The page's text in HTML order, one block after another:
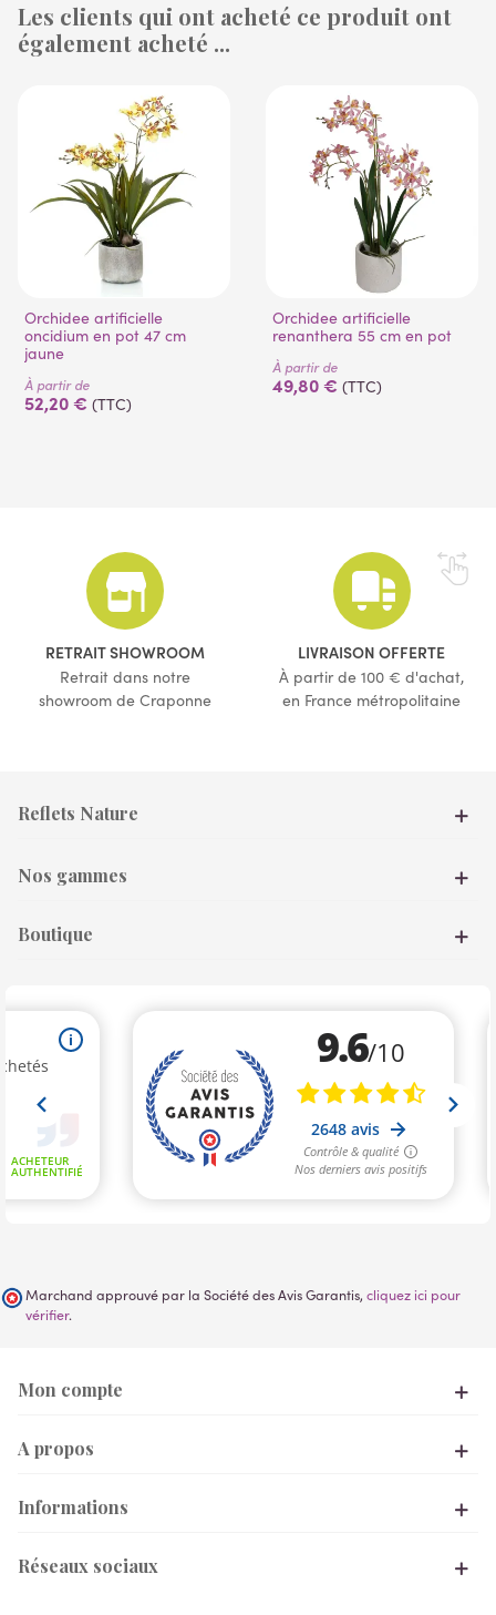
Les clients qui ont acheté ce produit ont
également acheté ...
Orchidee artificielle
oncidium en pot 47 cm
jaune
À partir de
52,20 € (TTC)
Orchidee artificielle
renanthera 55 cm en pot
À partir de
49,80 € (TTC)
RETRAIT SHOWROOM
Retrait dans notre
showroom de Craponne
LIVRAISON OFFERTE
À partir de 100 € d'achat,
en France métropolitaine
Reflets Nature
Nos gammes
Boutique
Marchand approuvé par la Société des Avis Garantis, cliquez ici pour
vérifier.
Mon compte
A propos
Informations
Réseaux sociaux